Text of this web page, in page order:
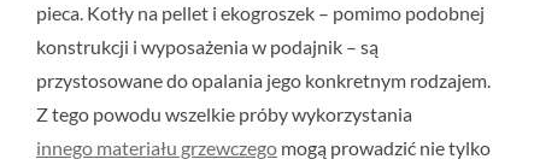
pieca. Kotły na pellet i ekogroszek – pomimo podobnej
konstrukcji i wyposażenia w podajnik – są
przystosowane do opalania jego konkretnym rodzajem.
Z tego powodu wszelkie próby wykorzystania
innego materiału grzewczego mogą prowadzić nie tylko